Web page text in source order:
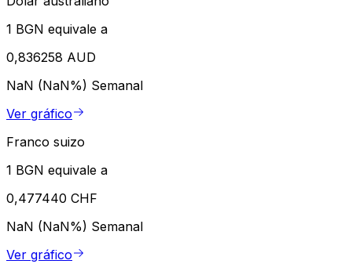
1 BGN equivale a
0,836258 AUD
NaN (NaN%) Semanal
Ver gráfico
Franco suizo
1 BGN equivale a
0,477440 CHF
NaN (NaN%) Semanal
Ver gráfico